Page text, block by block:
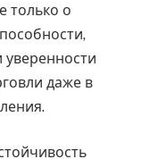
только о
уверенности
даже в